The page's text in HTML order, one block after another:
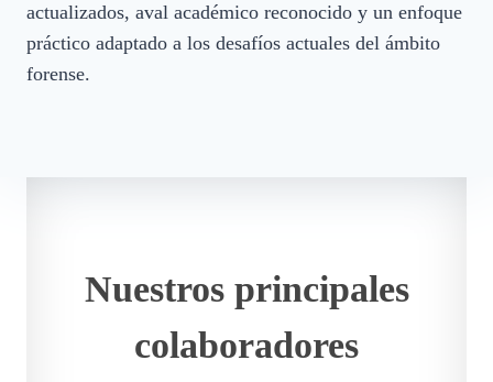
actualizados, aval académico reconocido y un enfoque
práctico adaptado a los desafíos actuales del ámbito
forense.
Nuestros principales
colaboradores